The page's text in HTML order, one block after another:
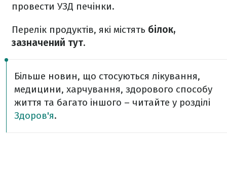
провести УЗД печінки.
Перелік продуктів, які містять білок,
зазначений тут.
Більше новин, що стосуються лікування,
медицини, харчування, здорового способу
життя та багато іншого – читайте у розділі
Здоров'я.